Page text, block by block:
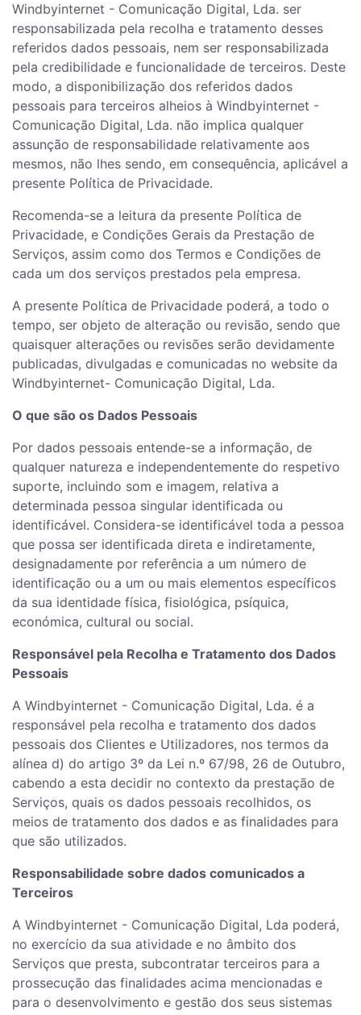
Windbyinternet - Comunicação Digital, Lda. ser
responsabilizada pela recolha e tratamento desses
referidos dados pessoais, nem ser responsabilizada
pela credibilidade e funcionalidade de terceiros. Deste
modo, a disponibilização dos referidos dados
pessoais para terceiros alheios à Windbyinternet -
Comunicação Digital, Lda. não implica qualquer
assunção de responsabilidade relativamente aos
mesmos, não lhes sendo, em consequência, aplicável a
presente Política de Privacidade.
Recomenda-se a leitura da presente Política de
Privacidade, e Condições Gerais da Prestação de
Serviços, assim como dos Termos e Condições de
cada um dos serviços prestados pela empresa.
A presente Política de Privacidade poderá, a todo o
tempo, ser objeto de alteração ou revisão, sendo que
quaisquer alterações ou revisões serão devidamente
publicadas, divulgadas e comunicadas no website da
Windbyinternet- Comunicação Digital, Lda.
O que são os Dados Pessoais
Por dados pessoais entende-se a informação, de
qualquer natureza e independentemente do respetivo
suporte, incluindo som e imagem, relativa a
determinada pessoa singular identificada ou
identificável. Considera-se identificável toda a pessoa
que possa ser identificada direta e indiretamente,
designadamente por referência a um número de
identificação ou a um ou mais elementos específicos
da sua identidade física, fisiológica, psíquica,
económica, cultural ou social.
Responsável pela Recolha e Tratamento dos Dados
Pessoais
A Windbyinternet - Comunicação Digital, Lda. é a
responsável pela recolha e tratamento dos dados
pessoais dos Clientes e Utilizadores, nos termos da
alínea d) do artigo 3º da Lei n.º 67/98, 26 de Outubro,
cabendo a esta decidir no contexto da prestação de
Serviços, quais os dados pessoais recolhidos, os
meios de tratamento dos dados e as finalidades para
que são utilizados.
Responsabilidade sobre dados comunicados a
Terceiros
A Windbyinternet - Comunicação Digital, Lda poderá,
no exercício da sua atividade e no âmbito dos
Serviços que presta, subcontratar terceiros para a
prossecução das finalidades acima mencionadas e
para o desenvolvimento e gestão dos seus sistemas